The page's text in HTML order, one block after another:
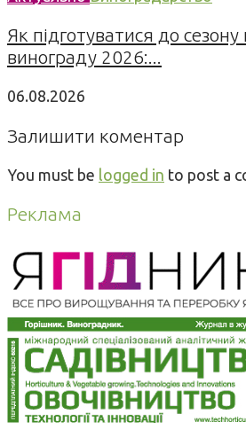
Як підготуватися до
винограду 2026:...
06.08.2026
Залишити коментар
You must be logged in to post a
Реклама